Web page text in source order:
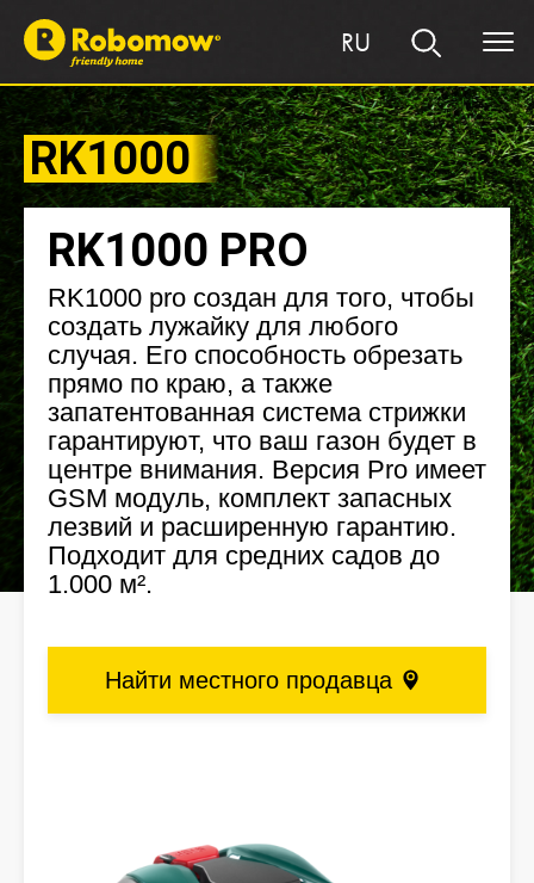
RU
RK1000
RK1000 PRO
RK1000 pro создан для того, чтобы
создать лужайку для любого
случая. Его способность обрезать
прямо по краю, а также
запатентованная система стрижки
гарантируют, что ваш газон будет в
центре внимания. Версия Pro имеет
GSM модуль, комплект запасных
лезвий и расширенную гарантию.
Подходит для средних садов до
1.000 м².
Найти местного продавца